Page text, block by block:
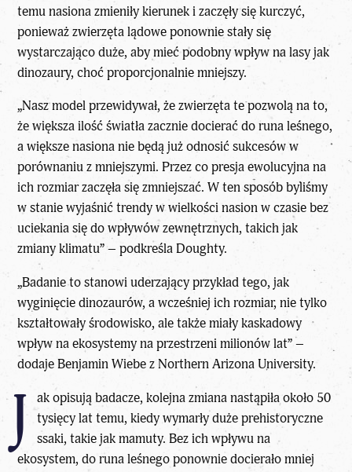
temu nasiona zmieniły kierunek i zaczęły się kurczyć,
ponieważ zwierzęta lądowe ponownie stały się
wystarczająco duże, aby mieć podobny wpływ na lasy jak
dinozaury, choć proporcjonalnie mniejszy.
„Nasz model przewidywał, że zwierzęta te pozwolą na to,
że większa ilość światła zacznie docierać do runa leśnego,
a większe nasiona nie będą już odnosić sukcesów w
porównaniu z mniejszymi. Przez co presja ewolucyjna na
ich rozmiar zaczęła się zmniejszać. W ten sposób byliśmy
w stanie wyjaśnić trendy w wielkości nasion w czasie bez
uciekania się do wpływów zewnętrznych, takich jak
zmiany klimatu” – podkreśla Doughty.
„Badanie to stanowi uderzający przykład tego, jak
wyginięcie dinozaurów, a wcześniej ich rozmiar, nie tylko
kształtowały środowisko, ale także miały kaskadowy
wpływ na ekosystemy na przestrzeni milionów lat” –
dodaje Benjamin Wiebe z Northern Arizona University.
J
ak opisują badacze, kolejna zmiana nastąpiła około 50
tysięcy lat temu, kiedy wymarły duże prehistoryczne
ssaki, takie jak mamuty. Bez ich wpływu na
ekosystem, do runa leśnego ponownie docierało mniej